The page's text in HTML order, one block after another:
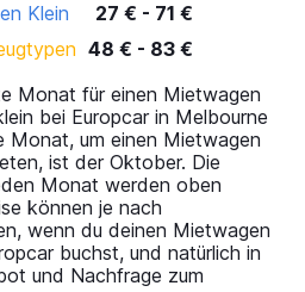
Klein
27 € - 71 €
48 € - 83 €
Monat für einen Mietwagen
bei Europcar in Melbourne
Monat, um einen Mietwagen
ist der Oktober. Die
Monat werden oben
können je nach
wenn du deinen Mietwagen
buchst, und natürlich in
und Nachfrage zum